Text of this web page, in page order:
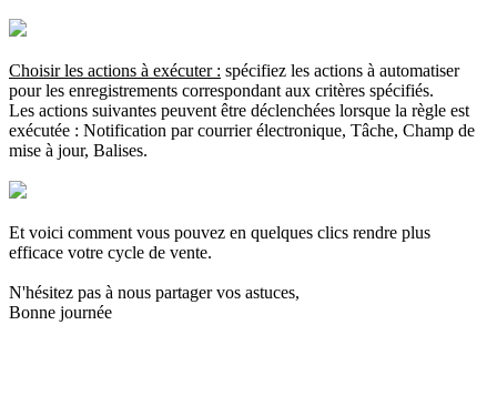
Choisir les actions à exécuter : spécifiez les actions à automatiser
pour les enregistrements correspondant aux critères spécifiés.
Les actions suivantes peuvent être déclenchées lorsque la règle est
exécutée : Notification par courrier électronique, Tâche, Champ de
mise à jour, Balises.
Et voici comment vous pouvez en quelques clics rendre plus
efficace votre cycle de vente.
N'hésitez pas à nous partager vos astuces,
Bonne journée